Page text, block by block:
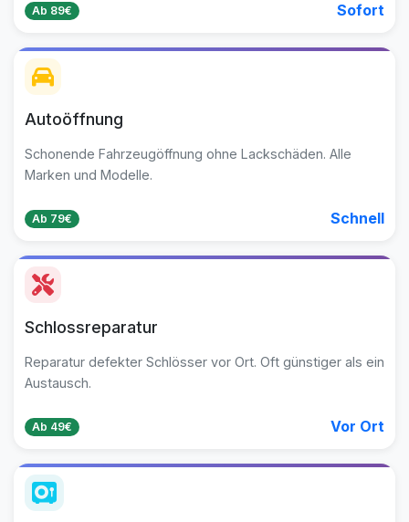
Ab 89€ Sofort
Autoöffnung
Schonende Fahrzeugöffnung ohne Lackschäden. Alle
Marken und Modelle.
Ab 79€ Schnell
Schlossreparatur
Reparatur defekter Schlösser vor Ort. Oft günstiger als ein
Austausch.
Ab 49€ Vor Ort